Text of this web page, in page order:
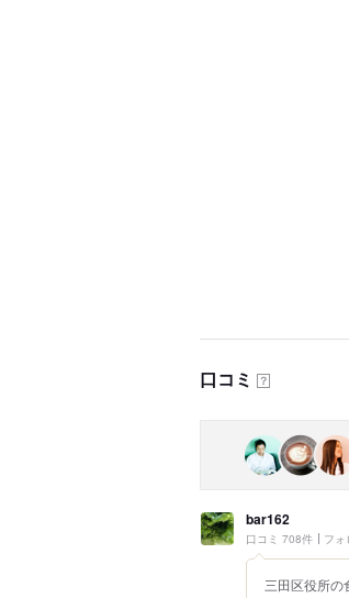
口コミ ？
bar162
口コミ 708件 フォ
三田区役所の